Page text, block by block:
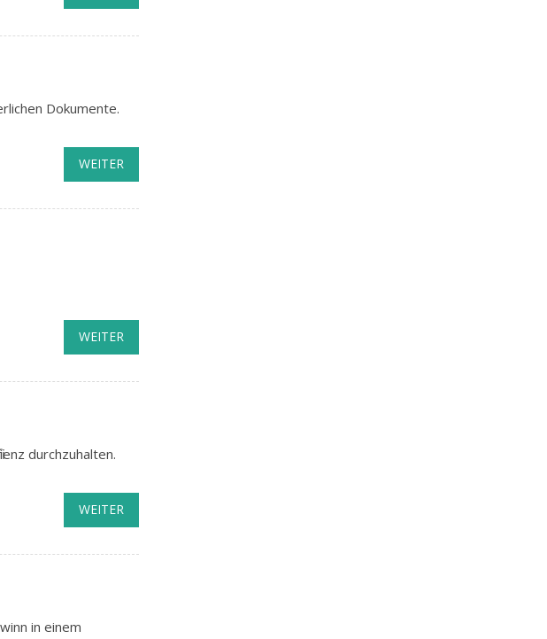
Dokumente.
WEITER
WEITER
durchzuhalten.
WEITER
in einem